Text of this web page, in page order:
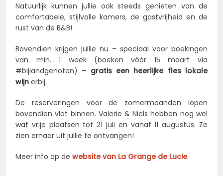
Natuurlijk kunnen jullie ook steeds genieten van de
comfortabele, stijlvolle kamers, de gastvrijheid en de
rust van de B&B!
Bovendien krijgen jullie nu – speciaal voor boekingen
van min. 1 week (boeken vóór 15 maart via
#bijlandgenoten) – gratis een heerlijke fles lokale
wijn erbij.
De reserveringen voor de zomermaanden lopen
bovendien vlot binnen. Valerie & Niels hebben nog wel
wat vrije plaatsen tot 21 juli en vanaf 11 augustus. Ze
zien ernaar uit jullie te ontvangen!
Meer info op dewebsite van La Grange de Lucie.